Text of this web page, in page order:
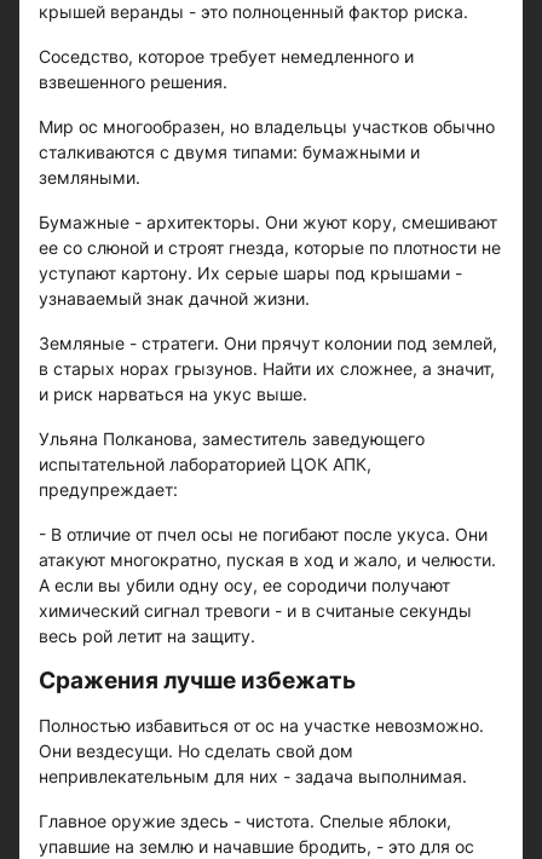
крышей веранды - это полноценный фактор риска.
Соседство, которое требует немедленного и
взвешенного решения.
Мир ос многообразен, но владельцы участков обычно
сталкиваются с двумя типами: бумажными и
земляными.
Бумажные - архитекторы. Они жуют кору, смешивают
ее со слюной и строят гнезда, которые по плотности не
уступают картону. Их серые шары под крышами -
узнаваемый знак дачной жизни.
Земляные - стратеги. Они прячут колонии под землей,
в старых норах грызунов. Найти их сложнее, а значит,
и риск нарваться на укус выше.
Ульяна Полканова, заместитель заведующего
испытательной лабораторией ЦОК АПК,
предупреждает:
- В отличие от пчел осы не погибают после укуса. Они
атакуют многократно, пуская в ход и жало, и челюсти.
А если вы убили одну осу, ее сородичи получают
химический сигнал тревоги - и в считаные секунды
весь рой летит на защиту.
Сражения лучше избежать
Полностью избавиться от ос на участке невозможно.
Они вездесущи. Но сделать свой дом
непривлекательным для них - задача выполнимая.
Главное оружие здесь - чистота. Спелые яблоки,
упавшие на землю и начавшие бродить, - это для ос